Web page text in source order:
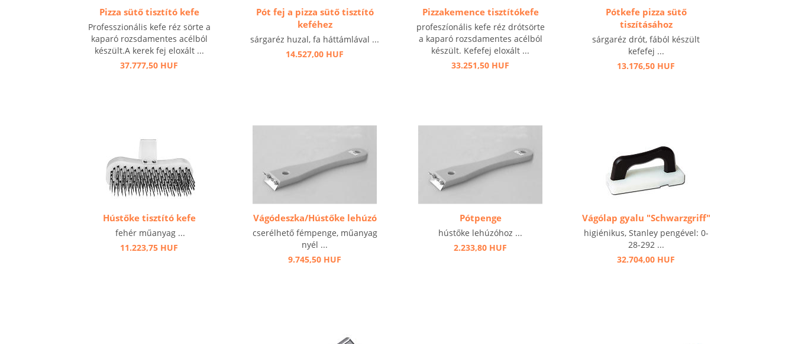
Pizza sütő tisztító kefe
Professzionális kefe réz sörte a
kaparó rozsdamentes acélból
készült.A kerek fej eloxált ...
37.777,50 HUF
Pót fej a pizza sütő tisztító
keféhez
sárgaréz huzal, fa háttámlával ...
14.527,00 HUF
Pizzakemence tisztítókefe
profeszíonális kefe réz drótsörte
a kaparó rozsdamentes acélból
készült. Kefefej eloxált ...
33.251,50 HUF
Pótkefe pizza sütő
tiszításához
sárgaréz drót, fából készült
kefefej ...
13.176,50 HUF
Hústőke tisztító kefe
fehér műanyag ...
11.223,75 HUF
Vágódeszka/Hústőke lehúzó
cserélhető fémpenge, műanyag
nyél ...
9.745,50 HUF
Pótpenge
hústőke lehúzóhoz ...
2.233,80 HUF
Vágólap gyalu "Schwarzgriff"
higiénikus, Stanley pengével: 0-
28-292 ...
32.704,00 HUF